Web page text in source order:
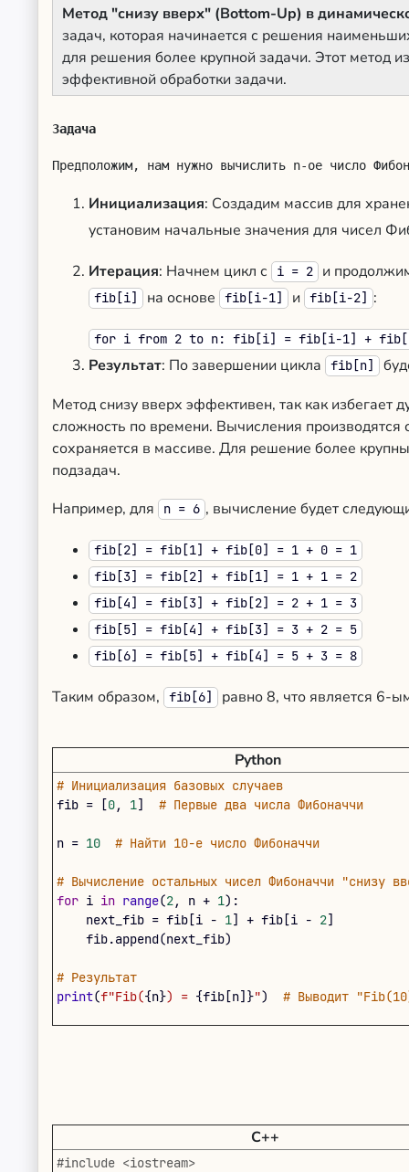
Метод "снизу вверх" (Bottom-Up) в
задач, которая начинается с решения
для решения более крупной задачи. Этот метод
эффективной обработки задачи.
Задача
Предположим, нам нужно вычислить n-ое число
Инициализация: Создадим массив для
установим начальные значения для чисел
Итерация: Начнем цикл с i = 2 и
fib[i] на основе fib[i-1] и fib[i-2] :
for i from 2 to n: fib[i] = fib[i-1] +
Результат: По завершении цикла fib[n]
Метод снизу вверх эффективен, так как избегает
сложность по времени. Вычисления
сохраняется в массиве. Для решение более
подзадач.
Например, для
n = 6 , вычисление будет
fib[2] = fib[1] + fib[0] = 1 + 0 = 1
fib[3] = fib[2] + fib[1] = 1 + 1 = 2
fib[4] = fib[3] + fib[2] = 2 + 1 = 3
fib[5] = fib[4] + fib[3] = 3 + 2 = 5
fib[6] = fib[5] + fib[4] = 5 + 3 = 8
Таким образом, fib[6] равно 8, что является 6-
Python
# Инициализация базовых случаев
fib = [0, 1] # Первые два числа Фибоначчи
n = 10 # Найти 10-е число Фибоначчи
# Вычисление остальных чисел Фибоначчи "снизу
for i in range(2, n + 1) :
next_fib = fib [i - 1] + fib [i - 2]
fib.append(next_fib)
# Результат
print(f"Fib({n}) = {fib [n] }") # Выводит
C++
#include <iostream>